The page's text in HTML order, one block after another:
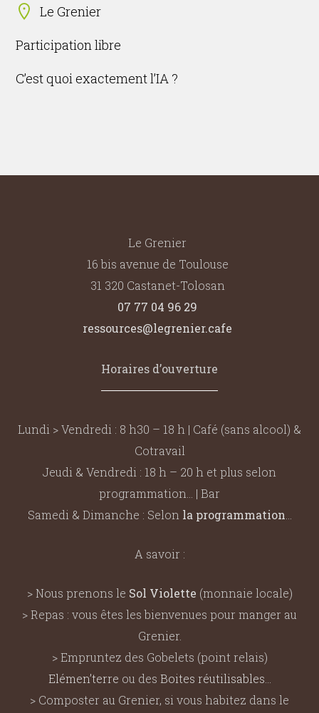
Le Grenier
Participation libre
C’est quoi exactement l’IA ?
Le Grenier
16 bis avenue de Toulouse
31 320 Castanet-Tolosan
07 77 04 96 29
ressources@legrenier.cafe
Horaires d’ouverture
Lundi > Vendredi : 8 h30 – 18 h | Café (sans alcool) &
Cotravail
Jeudi & Vendredi : 18 h – 20 h et plus selon
programmation… | Bar
Samedi & Dimanche : Selon la programmation
A savoir :
> Nous prenons le Sol Violette (monnaie locale)
> Repas : vous êtes les bienvenues pour manger au
Grenier.
> Empruntez des Gobelets (point relais)
Elémen’terre ou des Boites réutilisables
> Composter au Grenier, si vous habitez dans le